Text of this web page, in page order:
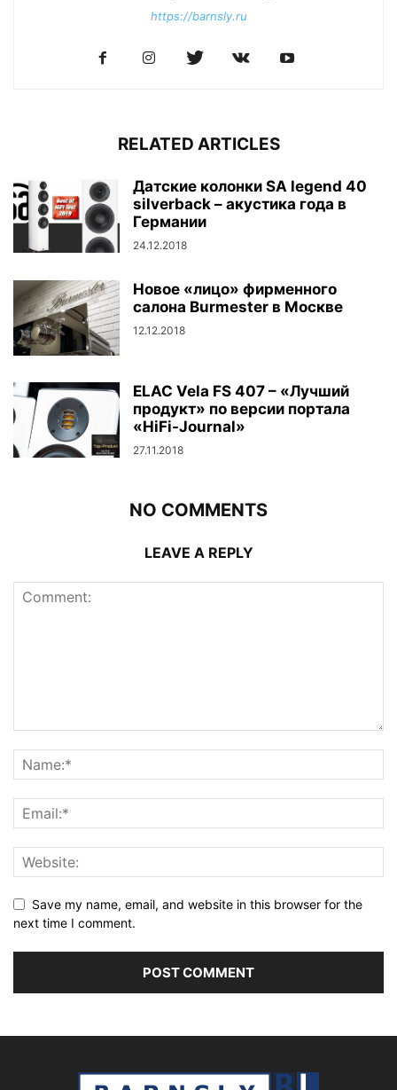
https://barnsly.ru
RELATED ARTICLES
Датские колонки SA legend 40
silverback – акустика года в
Германии
24.12.2018
Новое «лицо» фирменного
салона Burmester в Москве
12.12.2018
ELAC Vela FS 407 – «Лучший
продукт» по версии портала
«HiFi-Journal»
27.11.2018
NO COMMENTS
LEAVE A REPLY
Save my name, email, and website in this browser for the
next time I comment.